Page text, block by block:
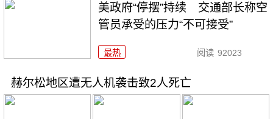
美政府“停摆”持续 交通部长称空
管员承受的压力“不可接受”
最热 阅读 92023
赫尔松地区遭无人机袭击致2人死亡